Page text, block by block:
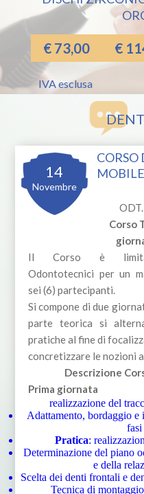
€73,00 €
IVA esclusa
14
Novembre
CORSO
MOBILE
Corso
Il Corso è
Odontotecnici per un
sei (6) partecipanti.
Si compone di due
parte teorica si
pratiche al fine di
concretizzare le nozioni
Descrizione
Prima giornata
realizzazione del
Adattamento, bordaggio e
fasi
Pratica:
Determinazione del piano
e della
Scelta dei denti frontali e
Tecnica di